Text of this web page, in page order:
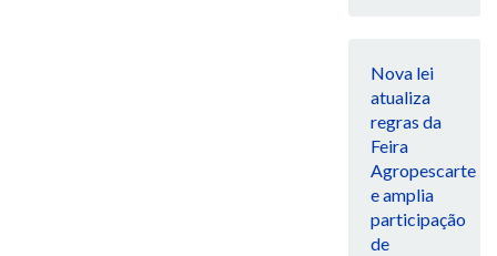
Nova lei
atualiza
regras da
Feira
Agropescarte
e amplia
participação
de